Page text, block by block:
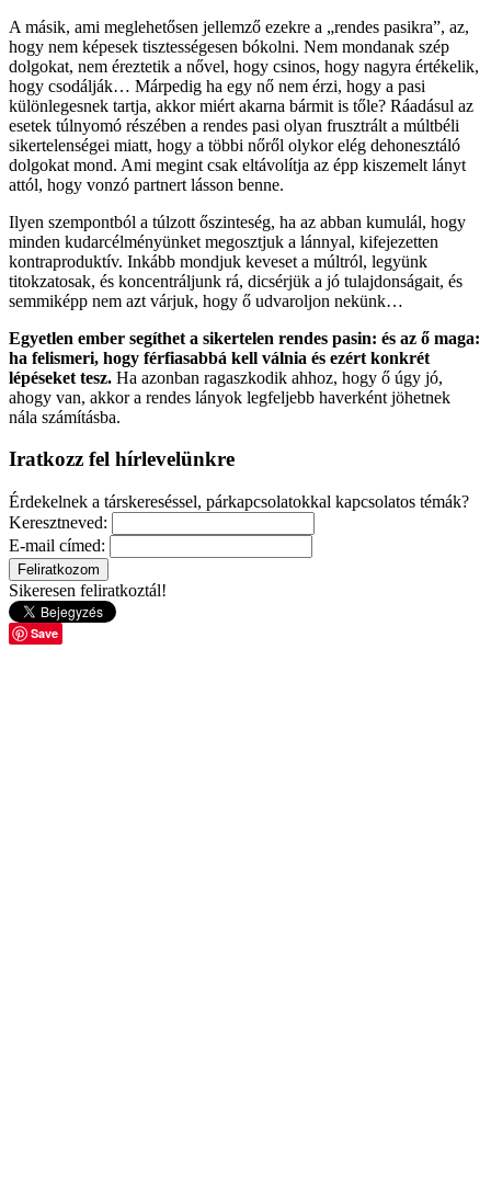
A másik, ami meglehetősen jellemző ezekre a „rendes pasikra”, az,
hogy nem képesek tisztességesen bókolni. Nem mondanak szép
dolgokat, nem éreztetik a nővel, hogy csinos, hogy nagyra értékelik,
hogy csodálják… Márpedig ha egy nő nem érzi, hogy a pasi
különlegesnek tartja, akkor miért akarna bármit is tőle? Ráadásul az
esetek túlnyomó részében a rendes pasi olyan frusztrált a múltbéli
sikertelenségei miatt, hogy a többi nőről olykor elég dehonesztáló
dolgokat mond. Ami megint csak eltávolítja az épp kiszemelt lányt
attól, hogy vonzó partnert lásson benne.
Ilyen szempontból a túlzott őszinteség, ha az abban kumulál, hogy
minden kudarcélményünket megosztjuk a lánnyal, kifejezetten
kontraproduktív. Inkább mondjuk keveset a múltról, legyünk
titokzatosak, és koncentráljunk rá, dicsérjük a jó tulajdonságait, és
semmiképp nem azt várjuk, hogy ő udvaroljon nekünk…
Egyetlen ember segíthet a sikertelen rendes pasin: és az ő maga:
ha felismeri, hogy férfiasabbá kell válnia és ezért konkrét
lépéseket tesz. Ha azonban ragaszkodik ahhoz, hogy ő úgy jó,
ahogy van, akkor a rendes lányok legfeljebb haverként jöhetnek
nála számításba.
Iratkozz fel hírlevelünkre
Érdekelnek a társkereséssel, párkapcsolatokkal kapcsolatos témák?
Keresztneved:
E-mail címed:
Sikeresen feliratkoztál!
Save